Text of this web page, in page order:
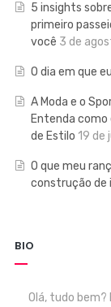
5 insights
primeiro
você 3 de
O dia em que
A Moda e o
Entenda como
de Estilo 19 de
O que meu
construção de
BIO
Olá, tudo bem?